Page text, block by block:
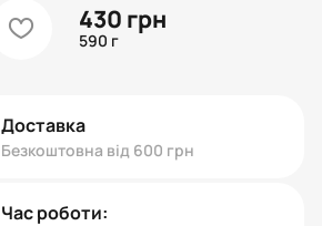
430 грн
590 г
heart
Доставка
Безкоштовна від 600 грн
Час роботи: